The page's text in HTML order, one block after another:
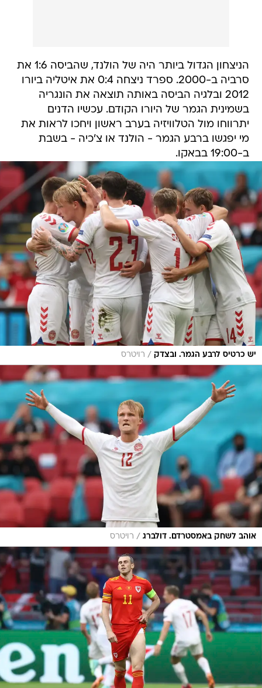
הניצחון הגדול ביותר היה של הולנד, שהביסה 1:6 את
סרביה ב-2000. ספרד ניצחה 0:4 את איטליה ביורו
2012 ובלגיה הביסה באותה תוצאה את הונגריה
בשמינית הגמר של היורו הקודם. עכשיו הדנים
יתרווחו מול הטלוויזיה בערב ראשון ויחכו לראות את
מי יפגשו ברבע הגמר - הולנד או צ'כיה - בשבת
ב-19:00 בבאקו.
יש כרטיס לרבע הגמר. ובצדק / רויטרס
אוהב לשחק באמסטרדם. דולברג / רויטרס